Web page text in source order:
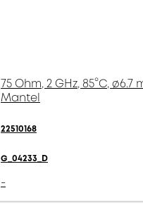
75 Ohm, 2 GHz, 85°C, ø6.7
Mantel
22510168
G_04233_D
-